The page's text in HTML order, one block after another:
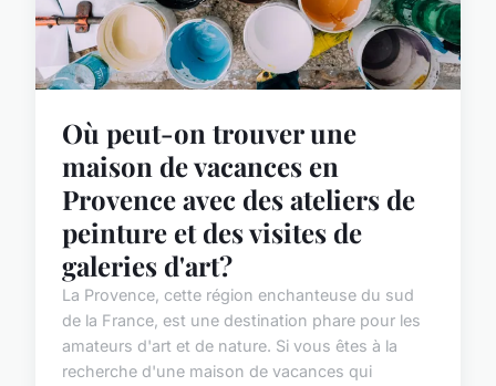
Où peut-on trouver une
maison de vacances en
Provence avec des ateliers de
peinture et des visites de
galeries d'art?
La Provence, cette région enchanteuse du sud
de la France, est une destination phare pour les
amateurs d'art et de nature. Si vous êtes à la
recherche d'une maison de vacances qui